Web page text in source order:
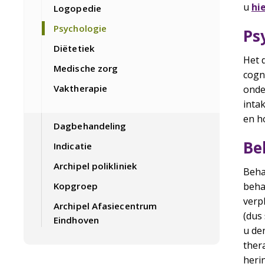
Logopedie
Psychologie
Diëtetiek
Medische zorg
Vaktherapie
Dagbehandeling
Indicatie
Archipel polikliniek
Kopgroep
Archipel Afasiecentrum
Eindhoven
u
Het
en
u